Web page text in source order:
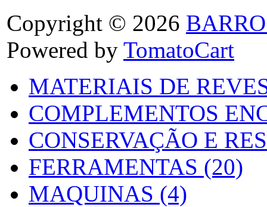
Copyright © 2026
Powered by TomatoCart
MATERIAIS DE
COMPLEMENTOS
CONSERVAÇÃO E
FERRAMENTAS (20)
MAQUINAS (4)